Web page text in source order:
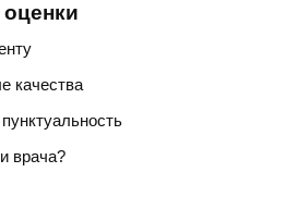
качества
врача?